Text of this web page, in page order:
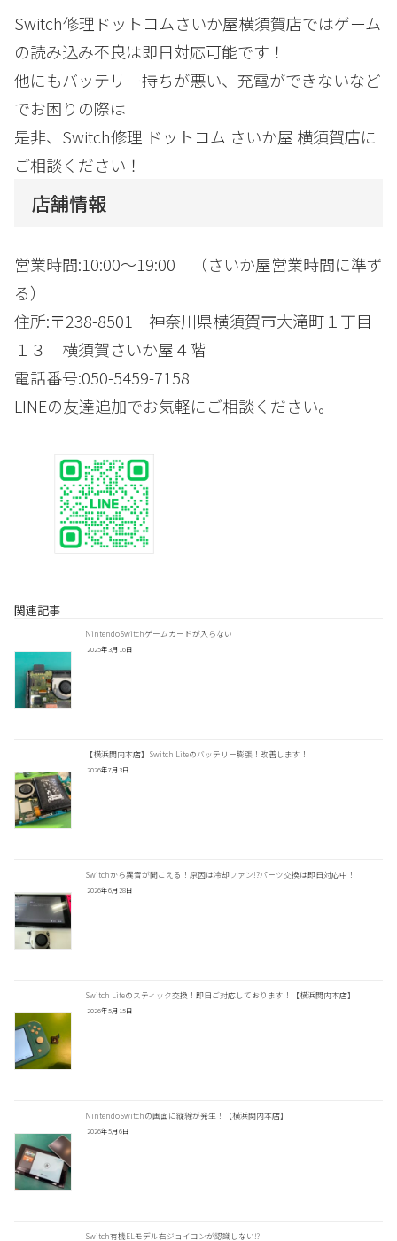
Switch修理ドットコムさいか屋横須賀店ではゲーム
の読み込み不良は即日対応可能です！
他にもバッテリー持ちが悪い、充電ができないなど
でお困りの際は
是非、Switch修理 ドットコム さいか屋 横須賀店に
ご相談ください！
店舗情報
営業時間:10:00～19:00 （さいか屋営業時間に準ず
る）
住所:〒238-8501 神奈川県横須賀市大滝町１丁目
１３ 横須賀さいか屋４階
電話番号:050-5459-7158
LINEの友達追加でお気軽にご相談ください。
関連記事
NintendoSwitchゲームカードが入らない
2025年3月16日
【横浜関内本店】Switch Liteのバッテリー膨張！改善します！
2026年7月3日
Switchから異音が聞こえる！原因は冷却ファン!?パーツ交換は即日対応中！
2026年6月28日
Switch Liteのスティック交換！即日ご対応しております！【横浜関内本店】
2026年5月15日
NintendoSwitchの画面に縦線が発生！【横浜関内本店】
2026年5月6日
Switch有機ELモデル右ジョイコンが認識しない⁉